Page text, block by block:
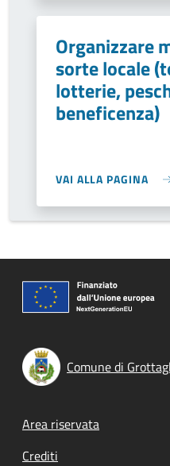
Organizzare
sorte locale
lotterie,
beneficenza)
VAI ALLA PAGINA
Comune di
Footer menu
Area riservata
Crediti